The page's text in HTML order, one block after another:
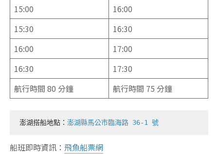
15:00
16:00
15:30
16:30
16:00
17:00
16:30
17:30
航行時間 80 分鐘
航行時間 75 分鐘
澎湖搭船地點： 澎湖縣馬公市臨海路 36-1 號
船班即時資訊： 飛魚船票網